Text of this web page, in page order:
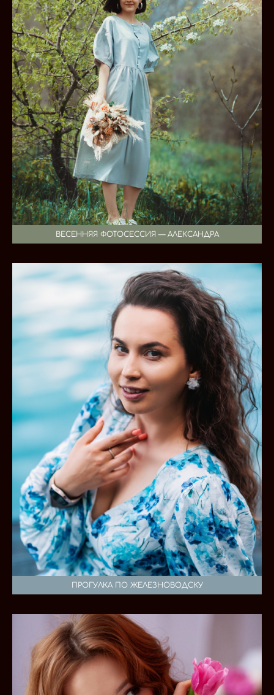
ВЕСЕННЯЯ ФОТОСЕССИЯ — АЛЕКСАНДРА
ПРОГУЛКА ПО ЖЕЛЕЗНОВОДСКУ